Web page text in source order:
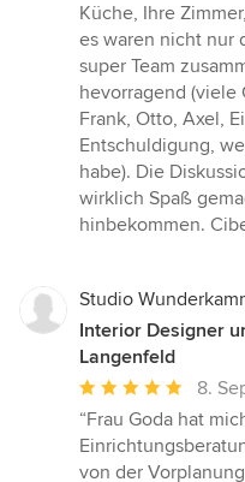
Küche, Ihre
es waren nicht nur
super Team
hevorragend (viele
Frank, Otto, Axel,
Entschuldigung,
habe). Die
wirklich Spaß
hinbekommen.
Studio
Interior Designer
Langenfeld
Durchschnittliche
Bewertung:
5
von
8.
“Frau Goda hat
von der